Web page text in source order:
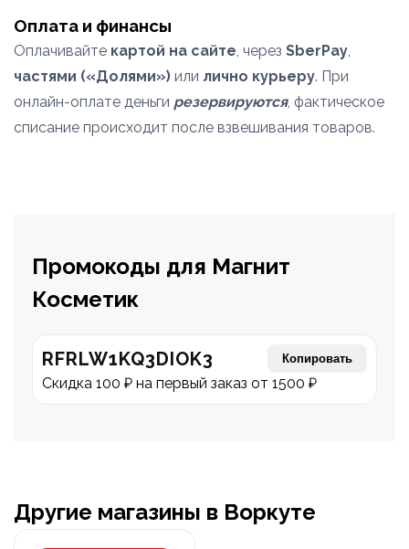
Оплата и финансы
Оплачивайте картой на сайте, через SberPay,
частями («Долями») или лично курьеру. При
онлайн-оплате деньги резервируются, фактическое
списание происходит после взвешивания товаров.
Промокоды для Магнит
Косметик
RFRLW1KQ3DIOK3 Копировать
Скидка 100 ₽ на первый заказ от 1500 ₽
Другие магазины в Воркуте